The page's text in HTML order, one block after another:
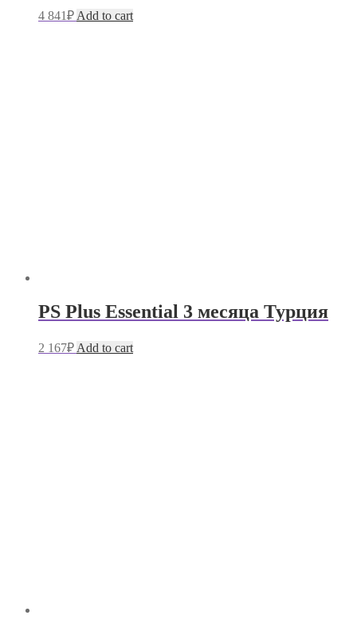
4 841₽Add to cart
PS Plus Essential 3 месяца Турция
2 167₽ Add to cart